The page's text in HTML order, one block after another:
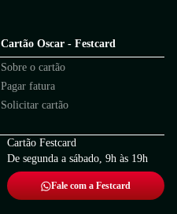
Cartão Oscar - Festcard
Sobre o cartão
Pagar fatura
Solicitar cartão
Cartão Festcard
De segunda a sábado, 9h às 19h
Fale com a Festcard